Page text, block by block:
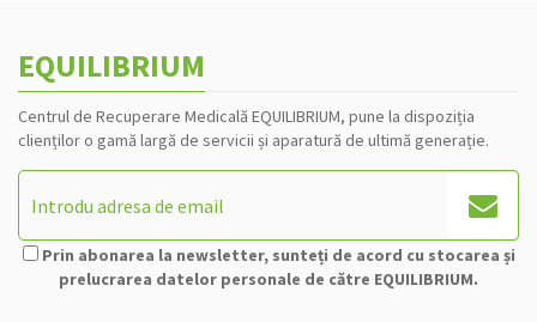
EQUILIBRIUM
Centrul de Recuperare Medicală EQUILIBRIUM, pune la dispoziția
clienților o gamă largă de servicii și aparatură de ultimă generație.
Prin abonarea la newsletter, sunteți de acord cu stocarea și
prelucrarea datelor personale de către EQUILIBRIUM.